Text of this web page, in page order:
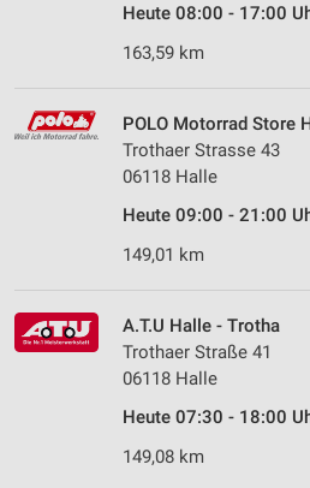
Heute 08:00 - 17:00
163,59 km
POLO Motorrad Store
Trothaer Strasse 43
06118 Halle
Heute 09:00 - 21:00
149,01 km
A.T.U Halle - Trotha
Trothaer Straße 41
06118 Halle
Heute 07:30 - 18:00
149,08 km